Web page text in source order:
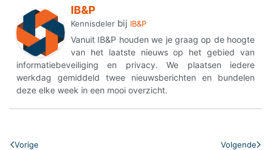
IB&P
Kennisdeler bij IB&P
Vanuit IB&P houden we je graag op de hoogte
van het laatste nieuws op het gebied van
informatiebeveiliging en privacy. We plaatsen iedere
werkdag gemiddeld twee nieuwsberichten en bundelen
deze elke week in een mooi overzicht.
Vorige Volgende